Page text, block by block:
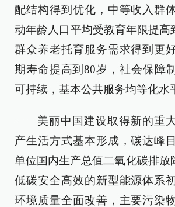
配结构得到优化，中等收入群
动年龄人口平均受教育年限提高
群众养老托育服务需求得到更
期寿命提高到80岁，社会保障
可持续，基本公共服务均等化水
——美丽中国建设取得新的重
产生活方式基本形成，碳达峰
单位国内生产总值二氧化碳排放
低碳安全高效的新型能源体系
环境质量全面改善，主要污染